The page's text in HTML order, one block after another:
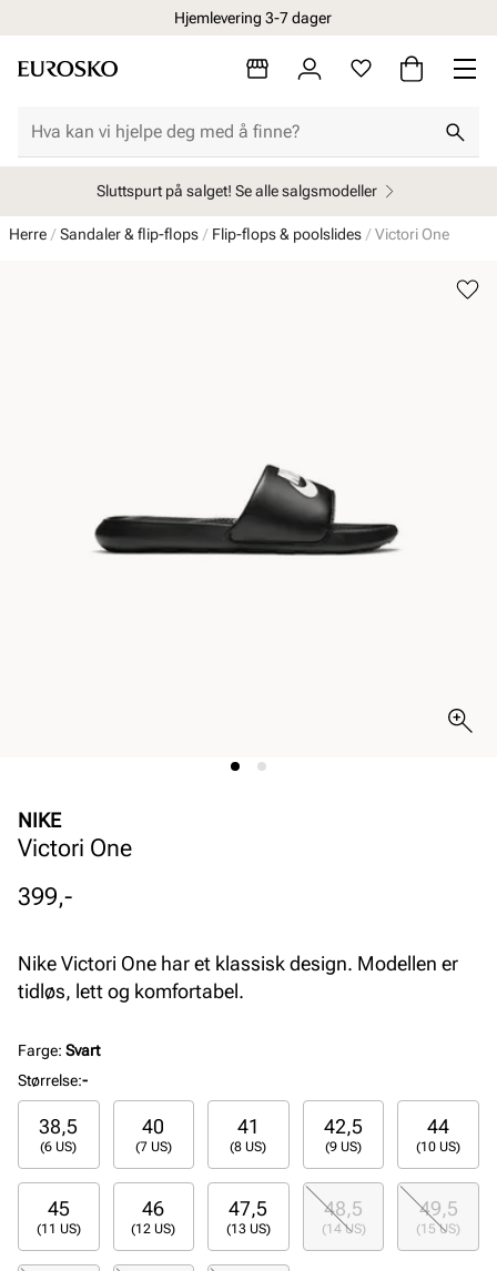
Hjemlevering 3-7 dager
Sluttspurt på salget! Se alle salgsmodeller
Herre Sandaler & flip-flops Flip-flops & poolslides Victori One
NIKE
Victori One
Pris
399,-
Nike Victori One har et klassisk design. Modellen er
tidløs, lett og komfortabel.
Farge: Svart
Størrelse:-
38,5
(6 US)
40
(7 US)
41
(8 US)
42,5
(9 US)
44
(10 US)
45
(11 US)
46
(12 US)
47,5
(13 US)
48,5
(14 US)
49,5
(15 US)